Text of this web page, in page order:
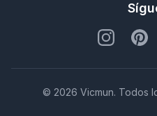
© 2026 Vicmun. Todos